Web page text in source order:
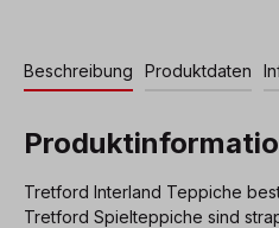
Beschreibung Produktdaten
Tretford Interland Teppiche
Tretford Spielteppiche sind